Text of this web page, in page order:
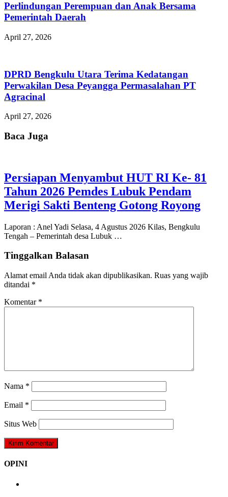
Perlindungan Perempuan dan Anak Bersama
Pemerintah Daerah
April 27, 2026
DPRD Bengkulu Utara Terima Kedatangan
Perwakilan Desa Peyangga Permasalahan PT
Agracinal
April 27, 2026
Baca Juga
Persiapan Menyambut HUT RI Ke- 81
Tahun 2026 Pemdes Lubuk Pendam
Merigi Sakti Benteng Gotong Royong
Laporan : Anel Yadi Selasa, 4 Agustus 2026 Kilas, Bengkulu
Tengah – Pemerintah desa Lubuk …
Tinggalkan Balasan
Alamat email Anda tidak akan dipublikasikan. Ruas yang wajib
ditandai *
Komentar *
Nama *
Email *
Situs Web
OPINI